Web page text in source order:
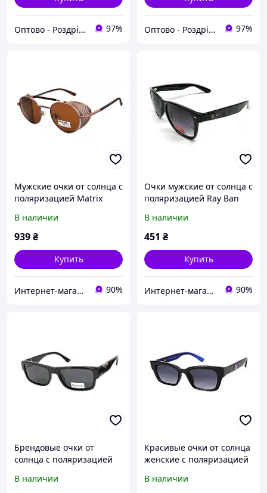
Оптово - Роздрібний інтернет - магазин "MONDO" 97% Оптово - Роздрібний інтернет - магазин "MONDO" 97%
Мужские очки от солнца с
поляризацией Matrix
В наличии
939₴
Купить
Интернет-магазин Счастливый Клуб 90%
Очки мужские от солнца с
поляризацией Ray Ban
В наличии
451 ₴
Купить
Интернет-магазин Счастливый Клуб 90%
Брендовые очки от
солнца с поляризацией
В наличии
Красивые очки от солнца
женские с поляризацией
В наличии